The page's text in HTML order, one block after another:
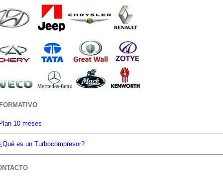
10 meses
es un Turbocompresor?